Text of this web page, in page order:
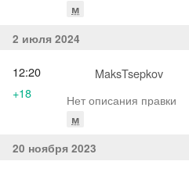
м
2 июля 2024
MaksTsepkov
Нет описания правки
м
12:20
+18
20 ноября 2023